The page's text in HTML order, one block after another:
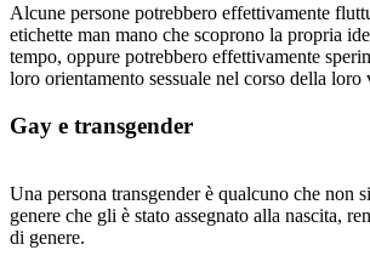
Alcune persone potrebbero effettivamente
etichette man mano che scoprono la propria
tempo, oppure potrebbero effettivamente
loro orientamento sessuale nel corso della loro
Gay e transgender
Una persona transgender è qualcuno che non
genere che gli è stato assegnato alla nascita,
di genere.